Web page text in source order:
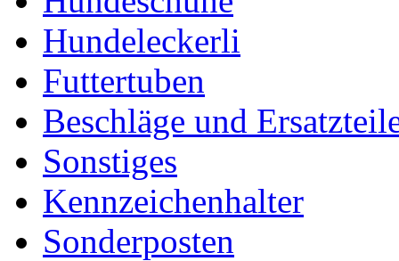
Hundeleckerli
Futtertuben
Beschläge und
Sonstiges
Kennzeichenhalter
Sonderposten